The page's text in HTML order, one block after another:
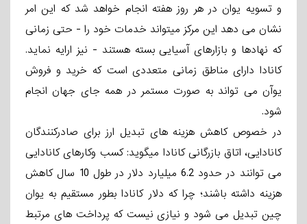
و تسویه یوان در هر روز هفته انجام خواهد شد که این امر
نشان می­ دهد این مرکز می­تواند خدمات خود را - حتی زمانی
که نهادها و بازارهای آسیایی بسته هستند - نیز ارایه نماید.
کانادا دارای مناطق زمانی متعددی است که خرید و فروش
یوآن می­ تواند به صورت مستمر در همه جای جهان انجام
شود.
در خصوص کاهش هزینه­ های تبدیل ارز برای صادرکنندگان
کانادایی، اتاق بازرگانی کانادا می­گوید: کسب ­وکارهای کانادایی
می­ توانند در حدود 6.2 میلیارد دلار در طول 10 سال کاهش
هزینه داشته باشند؛ چرا که دلار کانادا بطور مستقیم به یوان
چین تبدیل می­ شود و نیازی نیست که پرداخت های مرتبط